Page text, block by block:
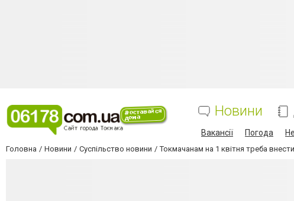
Новини
Вакансії Погода
Головна Новини Суспільство новини Токмачанам на 1 квітня треба